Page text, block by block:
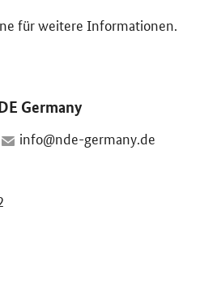
für weitere Informationen.
Germany
info@nde-germany.de